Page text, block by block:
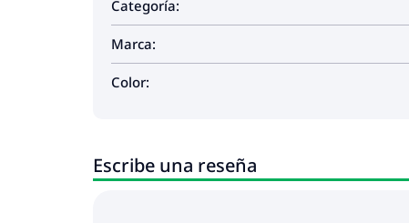
Categoría:
Marca:
Color:
Escribe una reseña